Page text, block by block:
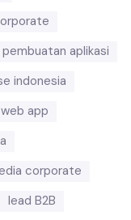
pembuatan aplikasi
indonesia
web app
corporate
lead B2B